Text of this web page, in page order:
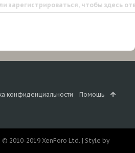
зарегистрироваться, чтобы здесь
конфиденциальности Помощь
© 2010-2019 XenForo Ltd. | Style by